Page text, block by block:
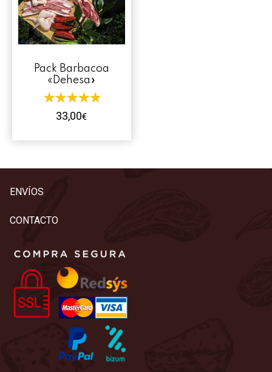
Pack Barbacoa
«Dehesa»
33,00€
ENVÍOS
CONTACTO